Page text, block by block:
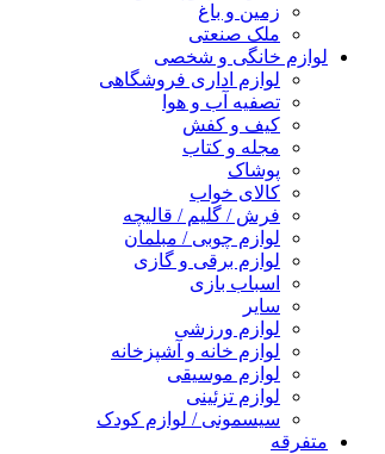
زمین و باغ
ملک صنعتی
لوازم خانگی و شخصی
لوازم اداری فروشگاهی
تصفیه آب و هوا
کیف و کفش
مجله و کتاب
پوشاک
کالای خواب
فرش / گلیم / قالیچه
لوازم چوبی / مبلمان
لوازم برقی و گازی
اسباب بازی
سایر
لوازم ورزشی
لوازم خانه و آشپزخانه
لوازم موسیقی
لوازم تزئینی
سیسمونی / لوازم کودک
متفرقه